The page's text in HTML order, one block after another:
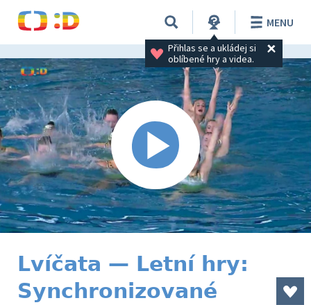
Přihlas se a ukládej si
oblíbené hry a videa.
MENU
Lvíčata — Letní hry:
Synchronizované